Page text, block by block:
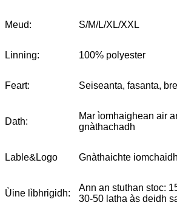
Meud: S/M/L/XL/XXL
Linning: 100% polyester
Feart: Seiseanta, fasanta,
Dath:
Mar ìomhaighean air
gnàthachadh
Lable&Logo Gnàthaichte iomchaidh
Ùine lìbhrigidh:
Ann an stuthan stoc:
30-50 latha às deidh